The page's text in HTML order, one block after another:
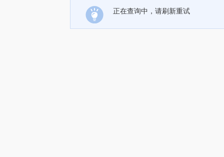
正在查询中，请刷新重试